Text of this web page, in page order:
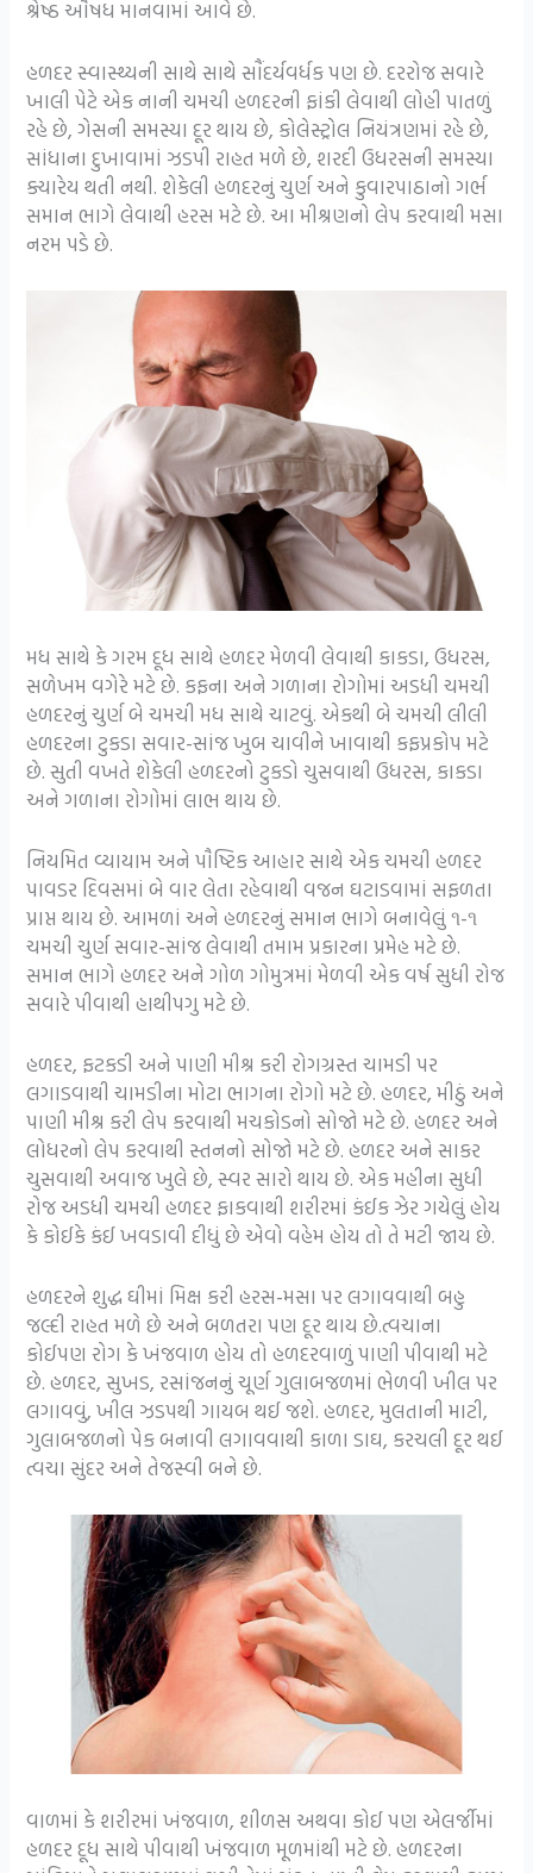
શ્રેષ્ઠ ઔષધ માનવામાં આવે છે.
હળદર સ્વાસ્થ્યની સાથે સાથે સૌંદર્યવર્ધક પણ છે. દરરોજ સવારે
ખાલી પેટે એક નાની ચમચી હળદરની ફાંકી લેવાથી લોહી પાતળું
રહે છે, ગેસની સમસ્યા દૂર થાય છે, કોલેસ્ટ્રોલ નિયંત્રણમાં રહે છે,
સાંધાના દુખાવામાં ઝડપી રાહત મળે છે, શરદી ઉધરસની સમસ્યા
ક્યારેય થતી નથી. શેકેલી હળદરનું ચુર્ણ અને કુવારપાઠાનો ગર્ભ
સમાન ભાગે લેવાથી હરસ મટે છે. આ મીશ્રણનો લેપ કરવાથી મસા
નરમ પડે છે.
મધ સાથે કે ગરમ દૂધ સાથે હળદર મેળવી લેવાથી કાકડા, ઉધરસ,
સળેખમ વગેરે મટે છે. કફના અને ગળાના રોગોમાં અડધી ચમચી
હળદરનું ચુર્ણ બે ચમચી મધ સાથે ચાટવું. એકથી બે ચમચી લીલી
હળદરના ટુકડા સવાર-સાંજ ખુબ ચાવીને ખાવાથી કફપ્રકોપ મટે
છે. સુતી વખતે શેકેલી હળદરનો ટુકડો ચુસવાથી ઉધરસ, કાકડા
અને ગળાના રોગોમાં લાભ થાય છે.
નિયમિત વ્યાયામ અને પૌષ્ટિક આહાર સાથે એક ચમચી હળદર
પાવડર દિવસમાં બે વાર લેતા રહેવાથી વજન ઘટાડવામાં સફળતા
પ્રાપ્ત થાય છે. આમળાં અને હળદરનું સમાન ભાગે બનાવેલું ૧-૧
ચમચી ચુર્ણ સવાર-સાંજ લેવાથી તમામ પ્રકારના પ્રમેહ મટે છે.
સમાન ભાગે હળદર અને ગોળ ગોમુત્રમાં મેળવી એક વર્ષ સુધી રોજ
સવારે પીવાથી હાથીપગુ મટે છે.
હળદર, ફટકડી અને પાણી મીશ્ર કરી રોગગ્રસ્ત ચામડી પર
લગાડવાથી ચામડીના મોટા ભાગના રોગો મટે છે. હળદર, મીઠું અને
પાણી મીશ્ર કરી લેપ કરવાથી મચકોડનો સોજો મટે છે. હળદર અને
લોધરનો લેપ કરવાથી સ્તનનો સોજો મટે છે. હળદર અને સાકર
ચુસવાથી અવાજ ખુલે છે, સ્વર સારો થાય છે. એક મહીના સુધી
રોજ અડધી ચમચી હળદર ફાકવાથી શરીરમાં કંઈક ઝેર ગયેલું હોય
કે કોઈકે કંઈ ખવડાવી દીધું છે એવો વહેમ હોય તો તે મટી જાય છે.
હળદરને શુદ્ધ ઘીમાં મિક્ષ કરી હરસ-મસા પર લગાવવાથી બહુ
જલ્દી રાહત મળે છે અને બળતરા પણ દૂર થાય છે.ત્વચાના
કોઈપણ રોગ કે ખંજવાળ હોય તો હળદરવાળું પાણી પીવાથી મટે
છે. હળદર, સુખડ, રસાંજનનું ચૂર્ણ ગુલાબજળમાં ભેળવી ખીલ પર
લગાવવું, ખીલ ઝડપથી ગાયબ થઈ જશે. હળદર, મુલતાની માટી,
ગુલાબજળનો પેક બનાવી લગાવવાથી કાળા ડાઘ, કરચલી દૂર થઈ
ત્વચા સુંદર અને તેજસ્વી બને છે.
વાળમાં કે શરીરમાં ખંજવાળ, શીળસ અથવા કોઈ પણ એલર્જીમાં
હળદર દૂધ સાથે પીવાથી ખંજવાળ મૂળમાંથી મટે છે. હળદરના